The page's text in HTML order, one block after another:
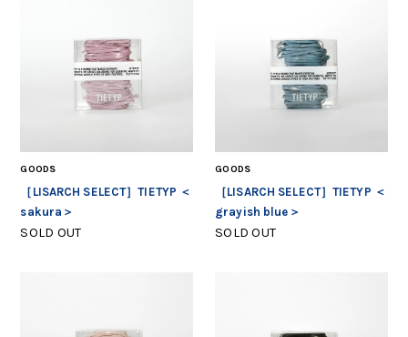
GOODS
［LISARCH SELECT］TIETYP ＜
sakura＞
SOLD OUT
GOODS
［LISARCH SELECT］TIETYP ＜
grayish blue＞
SOLD OUT